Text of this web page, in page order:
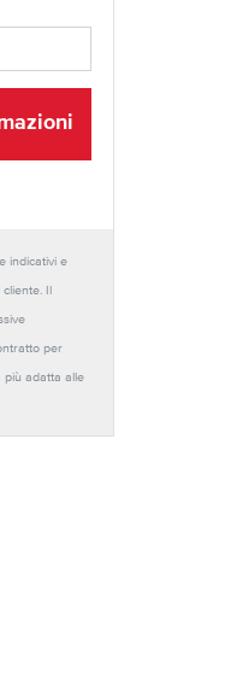
indicativi e
Il
per
più adatta alle